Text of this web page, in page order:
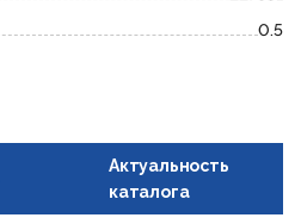
0.5
Актуальность
каталога